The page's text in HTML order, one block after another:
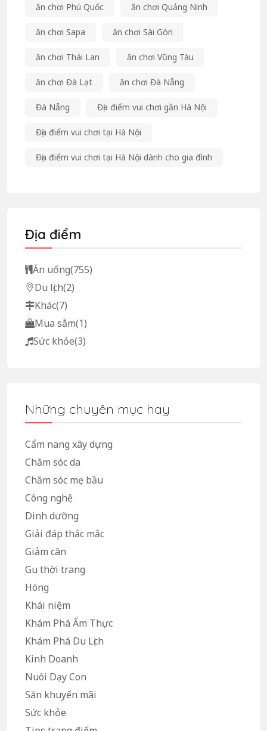
ăn chơi Phú Quốc ăn chơi Quảng Ninh
ăn chơi Sapa ăn chơi Sài Gòn
ăn chơi Thái Lan ăn chơi Vũng Tàu
ăn chơi Đà Lạt ăn chơi Đà Nẵng
Đà Nẵng Địa điểm vui chơi gần Hà Nội
Địa điểm vui chơi tại Hà Nội
Địa điểm vui chơi tại Hà Nội dành cho gia đình
Địa điểm
Ăn uống(755)
Du lịch(2)
Khác(7)
Mua sắm(1)
Sức khỏe(3)
Những chuyên mục hay
Cẩm nang xây dựng
Chăm sóc da
Chăm sóc mẹ bầu
Công nghệ
Dinh dưỡng
Giải đáp thắc mắc
Giảm cân
Gu thời trang
Hóng
Khái niệm
Khám Phá Ẩm Thực
Khám Phá Du Lịch
Kinh Doanh
Nuôi Dạy Con
Săn khuyến mãi
Sức khỏe